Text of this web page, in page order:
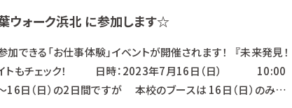
ウォーク浜北 に参加します☆
できる「お仕事体験」イベントが開催されます！ 『未来発見！
イトもチェック！ 日時：2023年7月16日（日） 10:00
16日（日）の2日間ですが 本校のブースは 16日（日）のみ出